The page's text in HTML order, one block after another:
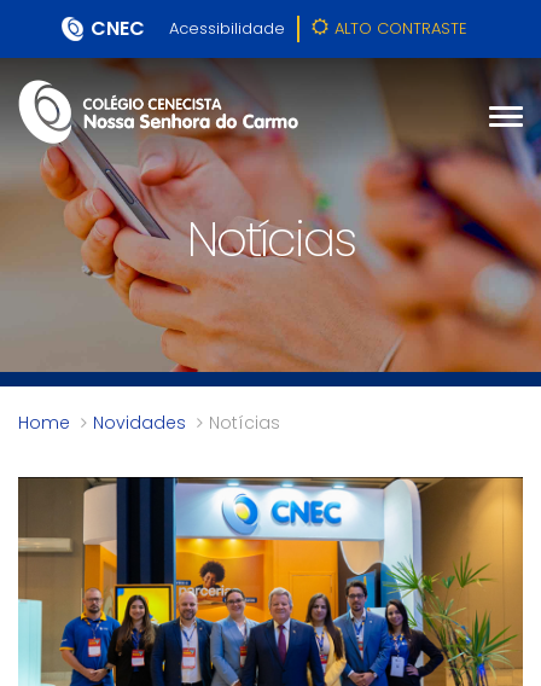
CNEC Acessibilidade ALTO CONTRASTE
Notícias
Home Novidades Notícias